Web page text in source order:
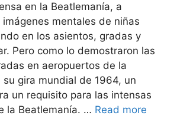
en la Beatlemanía, a
mentales de niñas
en los asientos, gradas y
Pero como lo demostraron las
en aeropuertos de la
gira mundial de 1964, un
un requisito para las intensas
la Beatlemanía. … Read more